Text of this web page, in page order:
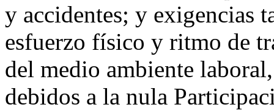
y accidentes; y exigencias
esfuerzo físico y ritmo de
del medio ambiente
debidos a la nula